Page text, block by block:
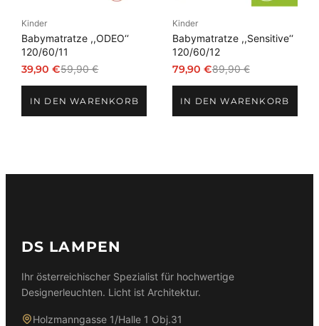
Kinder
Babymatratze ,,ODEO‘‘
120/60/11
59,90€
Ursprünglicher
war:
39,90€
Aktueller
ist:IN DEN WARENKORB
Kinder
Babymatratze ,,Sensitive‘‘
120/60/12
89,90€
Ursprünglicher
war:
79,90 €
Aktueller
ist:IN DEN WARENKORB
DS LAMPEN
Ihr österreichischer Spezialist für hochwertige
Designerleuchten. Licht ist Architektur.
Holzmanngasse 1/Halle 1 Obj.31